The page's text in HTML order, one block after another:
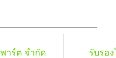
าร์ต จำกัด
รับรอ